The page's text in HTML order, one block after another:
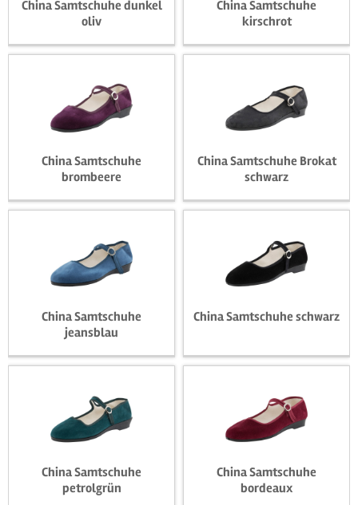
China Samtschuhe dunkel
oliv
16,90 € *
China Samtschuhe
kirschrot
16,90 € *
China Samtschuhe
brombeere
16,90 € *
China Samtschuhe Brokat
schwarz
16,90 € *
China Samtschuhe
jeansblau
16,90 € *
China Samtschuhe schwarz
16,90 € *
China Samtschuhe
petrolgrün
China Samtschuhe
bordeaux